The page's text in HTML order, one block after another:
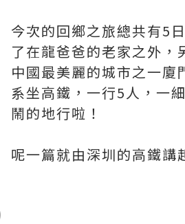
今次的回鄉之旅總共有5
了在龍爸爸的老家之外，
中國最美麗的城市之一廈
系坐高鐵，一行5人，一
鬧的地行啦！
呢一篇就由深圳的高鐵講